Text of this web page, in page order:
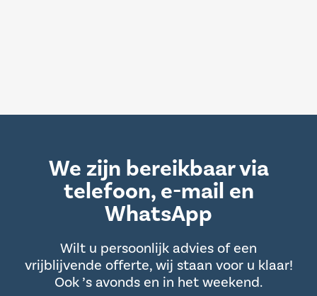
We zijn bereikbaar via
telefoon, e-mail en
WhatsApp
Wilt u persoonlijk advies of een
vrijblijvende offerte, wij staan voor u klaar!
Ook ’s avonds en in het weekend.